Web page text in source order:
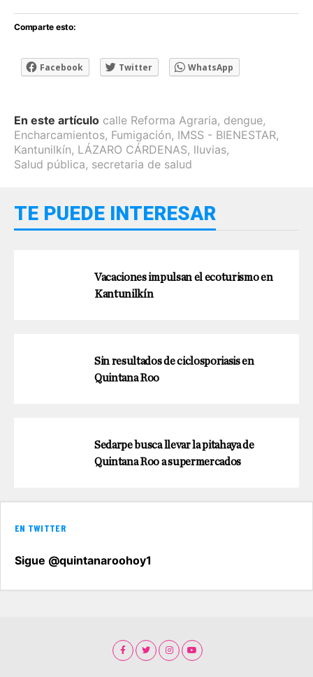
Comparte esto:
Facebook Twitter WhatsApp
En este artículo calle Reforma Agraria, dengue,
Encharcamientos, Fumigación, IMSS - BIENESTAR,
Kantunilkín, LÁZARO CÁRDENAS, lluvias,
Salud pública, secretaria de salud
TE PUEDE INTERESAR
Vacaciones impulsan el ecoturismo en
Kantunilkín
Sin resultados de ciclosporiasis en
Quintana Roo
Sedarpe busca llevar la pitahaya de
Quintana Roo a supermercados
EN TWITTER
Sigue @quintanaroohoy1